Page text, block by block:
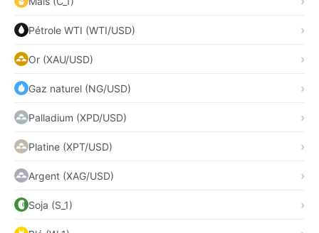
Pétrole WTI (WTI/USD)
Or (XAU/USD)
Gaz naturel (NG/USD)
Palladium (XPD/USD)
Platine (XPT/USD)
Argent (XAG/USD)
Soja (S_1)